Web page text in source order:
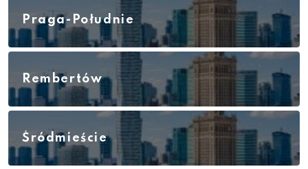
Praga-Południe
Rembertów
Śródmieście